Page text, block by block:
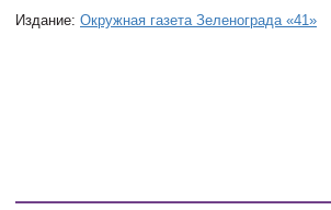
Издание: Окружная газета Зеленограда «41»